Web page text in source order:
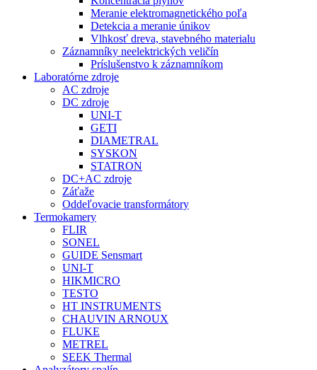
Meranie elektromagnetického poľa
Detekcia a meranie únikov
Vlhkosť dreva, stavebného materialu
Záznamníky neelektrických veličín
Príslušenstvo k záznamníkom
Laboratórne zdroje
AC zdroje
DC zdroje
UNI-T
GETI
DIAMETRAL
SYSKON
STATRON
DC+AC zdroje
Záťaže
Oddeľovacie transformátory
Termokamery
FLIR
SONEL
GUIDE Sensmart
UNI-T
HIKMICRO
TESTO
HT INSTRUMENTS
CHAUVIN ARNOUX
FLUKE
METREL
SEEK Thermal